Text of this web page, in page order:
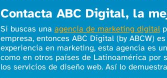
Contacta ABC Digital, la
Si buscas una agencia de marketing digital
empresa, entonces ABC Digital (by ABCW)
experiencia en marketing, esta agencia es
como en otros países de Latinoamérica por
los servicios de diseño web. Así lo